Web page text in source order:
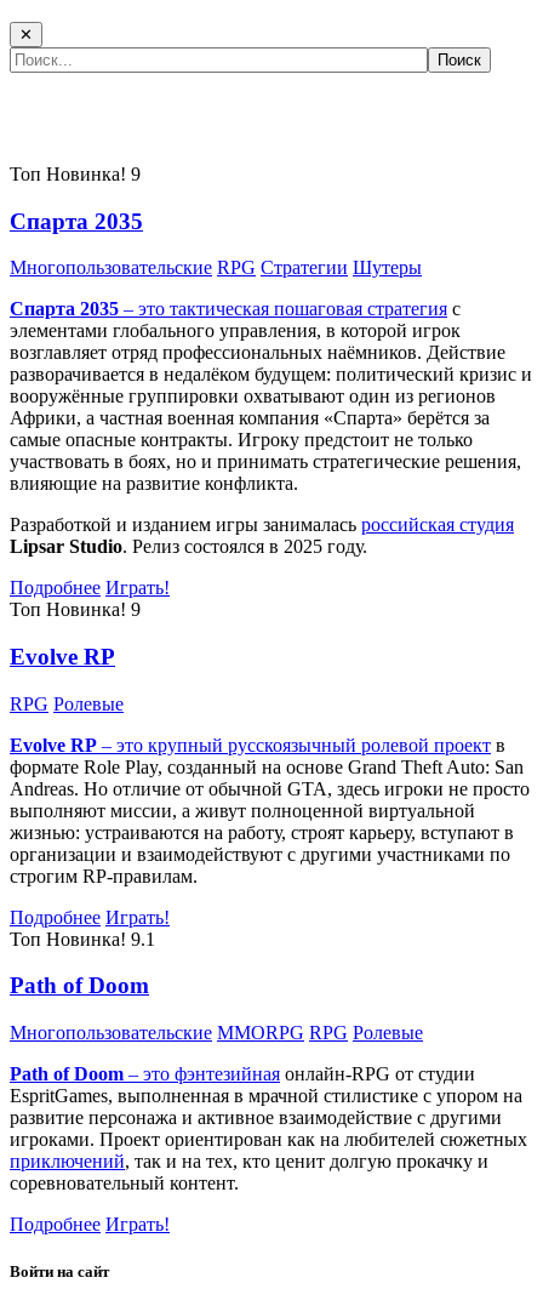
✕
Топ Новинка! 9
Спарта 2035
Многопользовательские RPG Стратегии Шутеры
Спарта 2035 – это тактическая пошаговая стратегия с
элементами глобального управления, в которой игрок
возглавляет отряд профессиональных наёмников. Действие
разворачивается в недалёком будущем: политический кризис и
вооружённые группировки охватывают один из регионов
Африки, а частная военная компания «Спарта» берётся за
самые опасные контракты. Игроку предстоит не только
участвовать в боях, но и принимать стратегические решения,
влияющие на развитие конфликта.
Разработкой и изданием игры занималась российская студия
Lipsar Studio. Релиз состоялся в 2025 году.
Подробнее Играть!
Топ Новинка! 9
Evolve RP
RPG Ролевые
Evolve RP – это крупный русскоязычный ролевой проект в
формате Role Play, созданный на основе Grand Theft Auto: San
Andreas. Но отличие от обычной GTA, здесь игроки не просто
выполняют миссии, а живут полноценной виртуальной
жизнью: устраиваются на работу, строят карьеру, вступают в
организации и взаимодействуют с другими участниками по
строгим RP-правилам.
Подробнее Играть!
Топ Новинка! 9.1
Path of Doom
Многопользовательские MMORPG RPG Ролевые
Path of Doom – это фэнтезийная онлайн-RPG от студии
EspritGames, выполненная в мрачной стилистике с упором на
развитие персонажа и активное взаимодействие с другими
игроками. Проект ориентирован как на любителей сюжетных
приключений, так и на тех, кто ценит долгую прокачку и
соревновательный контент.
Подробнее Играть!
Войти на сайт